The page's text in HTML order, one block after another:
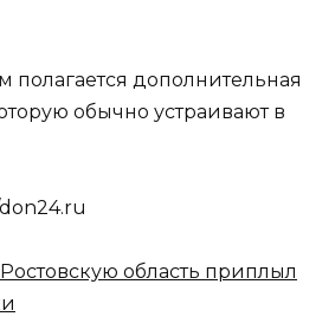
полагается дополнительная
обычно устраивают в
область приплыл